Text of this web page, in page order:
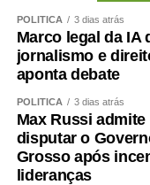
POLÍTICA 3 dias atrás
Marco legal da IA
jornalismo e
aponta debate
POLÍTICA 3 dias atrás
Max Russi
disputar o
Grosso após
lideranças